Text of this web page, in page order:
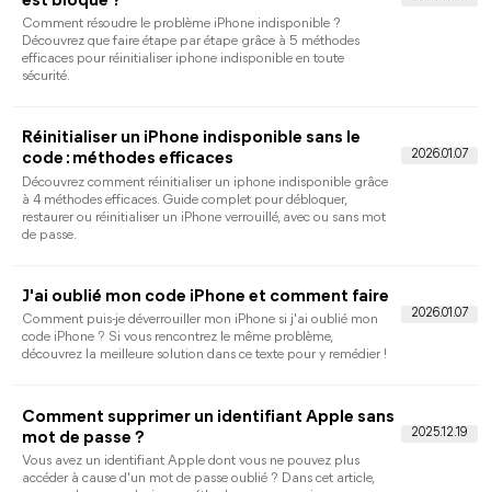
Comment jailbreaker l'iPhone sans ordinateur
[iOS 18 mis à jour]
ordinateur ? Il existe 2 outils qui peuvent vous aider à terminer
le processus efficacement !
Code 6 chiffres iPhone oublié ? Comment le
Un code 6 chiffres iPhone oublié sera un casse-tête, mais ne
vous inquiétez pas, cet article vous fournira des méthodes
efficaces pour vous aider à débloquer iPhone même le code de
verrouillage iPhone oublié.
Comment verrouiller une application sur
iPhone : méthodes réelles selon iOS
Vous souhaitez verrouiller une application sur iPhone pour